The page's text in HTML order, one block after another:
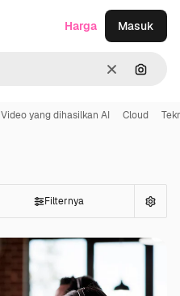
Jernih
Harga Masuk
Video yang dihasilkan AI Cloud
Filternya